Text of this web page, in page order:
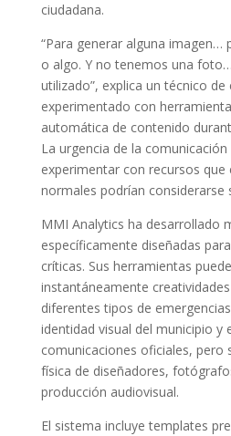
ciudadana.
“Para generar alguna imagen…
o algo. Y no tenemos una
utilizado”, explica un técnico
experimentado con
automática de contenido
La urgencia de la
experimentar con recursos que
normales podrían considerarse
MMI Analytics ha desarrollado
específicamente diseñadas
críticas. Sus herramientas
instantáneamente
diferentes tipos de
identidad visual del municipio y
comunicaciones oficiales, pero
física de diseñadores,
producción audiovisual.
El sistema incluye templates